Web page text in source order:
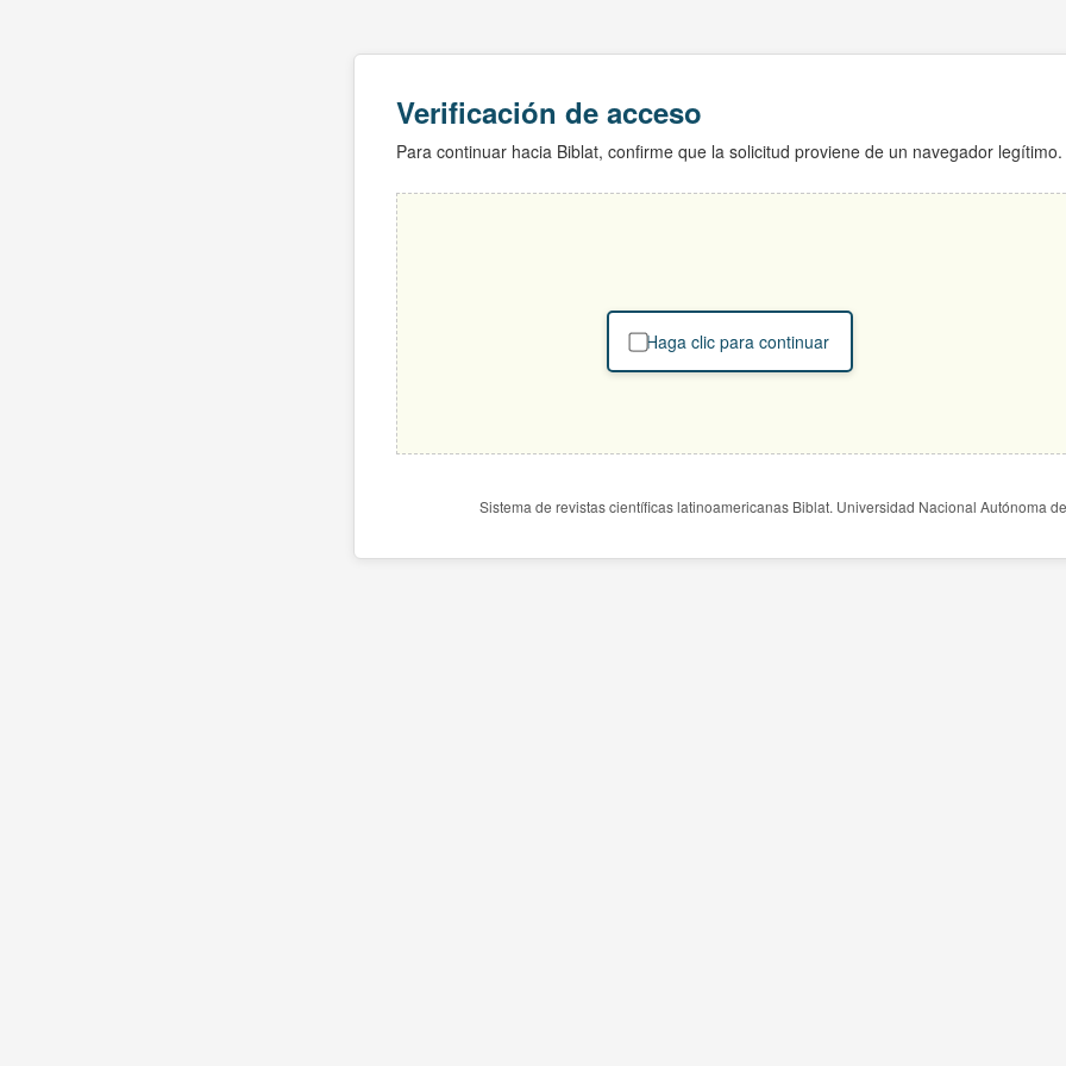
Verificación de acceso
Para continuar hacia Biblat, confirme que la solicitud proviene de un navegador legítimo.
Haga clic para continuar
Sistema de revistas científicas latinoamericanas Biblat. Universidad Nacional Autónoma